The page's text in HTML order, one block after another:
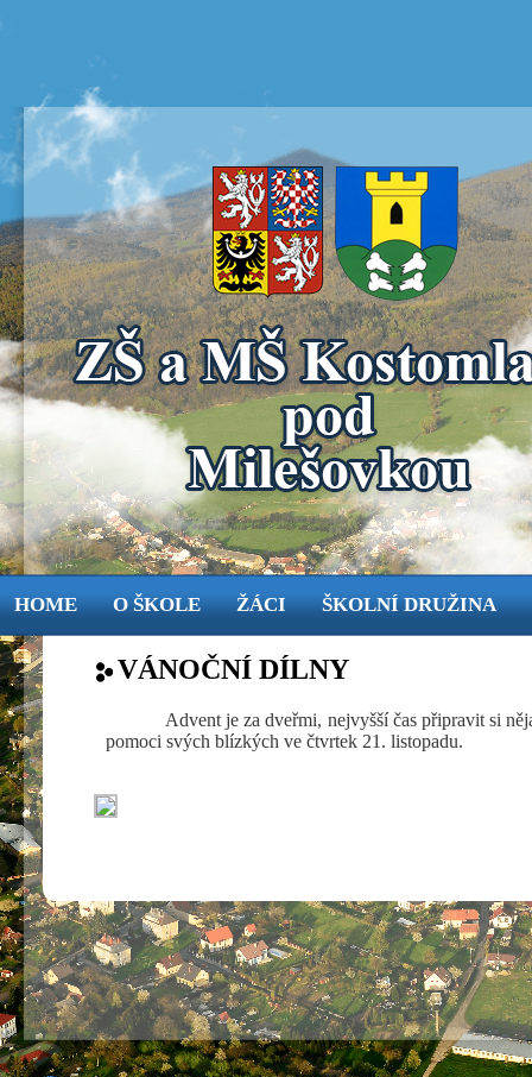
HOME O ŠKOLE ŽÁCI ŠKOLNÍ DRUŽINA
VÁNOČNÍ DÍLNY
Advent je za dveřmi, nejvyšší čas připravit si
pomoci svých blízkých ve čtvrtek 21. listopadu.